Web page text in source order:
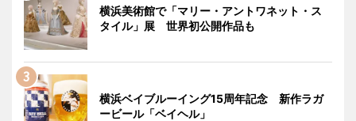
横浜美術館で「マリー・アントワネット・ス
タイル」展 世界初公開作品も
横浜ベイブルーイング15周年記念 新作ラガ
ービール「ベイヘル」